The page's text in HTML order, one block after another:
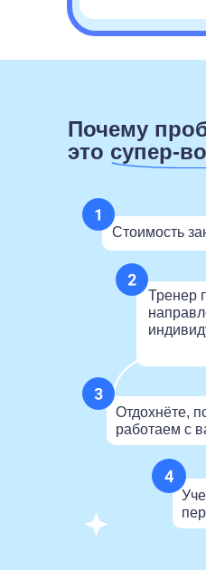
Почему
это супер-
Стоимость
Отдохнёте,
работаем с
Тренер